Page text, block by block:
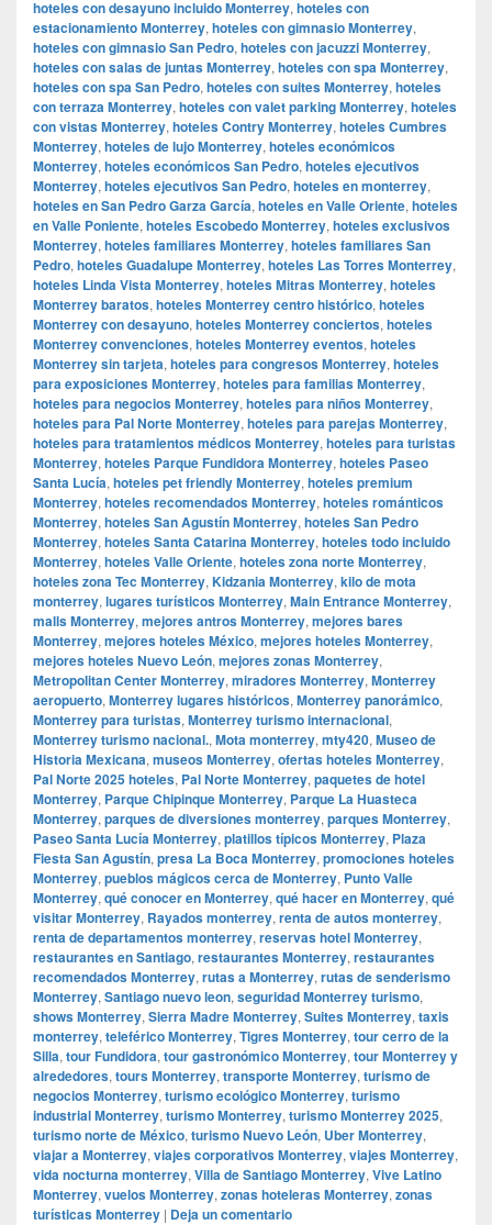
hoteles con desayuno incluido Monterrey, hoteles con
estacionamiento Monterrey, hoteles con gimnasio Monterrey,
hoteles con gimnasio San Pedro, hoteles con jacuzzi Monterrey,
hoteles con salas de juntas Monterrey, hoteles con spa Monterrey,
hoteles con spa San Pedro, hoteles con suites Monterrey, hoteles
con terraza Monterrey, hoteles con valet parking Monterrey, hoteles
con vistas Monterrey, hoteles Contry Monterrey, hoteles Cumbres
Monterrey, hoteles de lujo Monterrey, hoteles económicos
Monterrey, hoteles económicos San Pedro, hoteles ejecutivos
Monterrey, hoteles ejecutivos San Pedro, hoteles en monterrey,
hoteles en San Pedro Garza García, hoteles en Valle Oriente, hoteles
en Valle Poniente, hoteles Escobedo Monterrey, hoteles exclusivos
Monterrey, hoteles familiares Monterrey, hoteles familiares San
Pedro, hoteles Guadalupe Monterrey, hoteles Las Torres Monterrey,
hoteles Linda Vista Monterrey, hoteles Mitras Monterrey, hoteles
Monterrey baratos, hoteles Monterrey centro histórico, hoteles
Monterrey con desayuno, hoteles Monterrey conciertos, hoteles
Monterrey convenciones, hoteles Monterrey eventos, hoteles
Monterrey sin tarjeta, hoteles para congresos Monterrey, hoteles
para exposiciones Monterrey, hoteles para familias Monterrey,
hoteles para negocios Monterrey, hoteles para niños Monterrey,
hoteles para Pal Norte Monterrey, hoteles para parejas Monterrey,
hoteles para tratamientos médicos Monterrey, hoteles para turistas
Monterrey, hoteles Parque Fundidora Monterrey, hoteles Paseo
Santa Lucía, hoteles pet friendly Monterrey, hoteles premium
Monterrey, hoteles recomendados Monterrey, hoteles románticos
Monterrey, hoteles San Agustín Monterrey, hoteles San Pedro
Monterrey, hoteles Santa Catarina Monterrey, hoteles todo incluido
Monterrey, hoteles Valle Oriente, hoteles zona norte Monterrey,
hoteles zona Tec Monterrey, Kidzania Monterrey, kilo de mota
monterrey, lugares turísticos Monterrey, Main Entrance Monterrey,
malls Monterrey, mejores antros Monterrey, mejores bares
Monterrey, mejores hoteles México, mejores hoteles Monterrey,
mejores hoteles Nuevo León, mejores zonas Monterrey,
Metropolitan Center Monterrey, miradores Monterrey, Monterrey
aeropuerto, Monterrey lugares históricos, Monterrey panorámico,
Monterrey para turistas, Monterrey turismo internacional,
Monterrey turismo nacional., Mota monterrey, mty420, Museo de
Historia Mexicana, museos Monterrey, ofertas hoteles Monterrey,
Pal Norte 2025 hoteles, Pal Norte Monterrey, paquetes de hotel
Monterrey, Parque Chipinque Monterrey, Parque La Huasteca
Monterrey, parques de diversiones monterrey, parques Monterrey,
Paseo Santa Lucía Monterrey, platillos típicos Monterrey, Plaza
Fiesta San Agustín, presa La Boca Monterrey, promociones hoteles
Monterrey, pueblos mágicos cerca de Monterrey, Punto Valle
Monterrey, qué conocer en Monterrey, qué hacer en Monterrey, qué
visitar Monterrey, Rayados monterrey, renta de autos monterrey,
renta de departamentos monterrey, reservas hotel Monterrey,
restaurantes en Santiago, restaurantes Monterrey, restaurantes
recomendados Monterrey, rutas a Monterrey, rutas de senderismo
Monterrey, Santiago nuevo leon, seguridad Monterrey turismo,
shows Monterrey, Sierra Madre Monterrey, Suites Monterrey, taxis
monterrey, teleférico Monterrey, Tigres Monterrey, tour cerro de la
Silla, tour Fundidora, tour gastronómico Monterrey, tour Monterrey y
alrededores, tours Monterrey, transporte Monterrey, turismo de
negocios Monterrey, turismo ecológico Monterrey, turismo
industrial Monterrey, turismo Monterrey, turismo Monterrey 2025,
turismo norte de México, turismo Nuevo León, Uber Monterrey,
viajar a Monterrey, viajes corporativos Monterrey, viajes Monterrey,
vida nocturna monterrey, Villa de Santiago Monterrey, Vive Latino
Monterrey, vuelos Monterrey, zonas hoteleras Monterrey, zonas
turísticas Monterrey | Deja un comentario